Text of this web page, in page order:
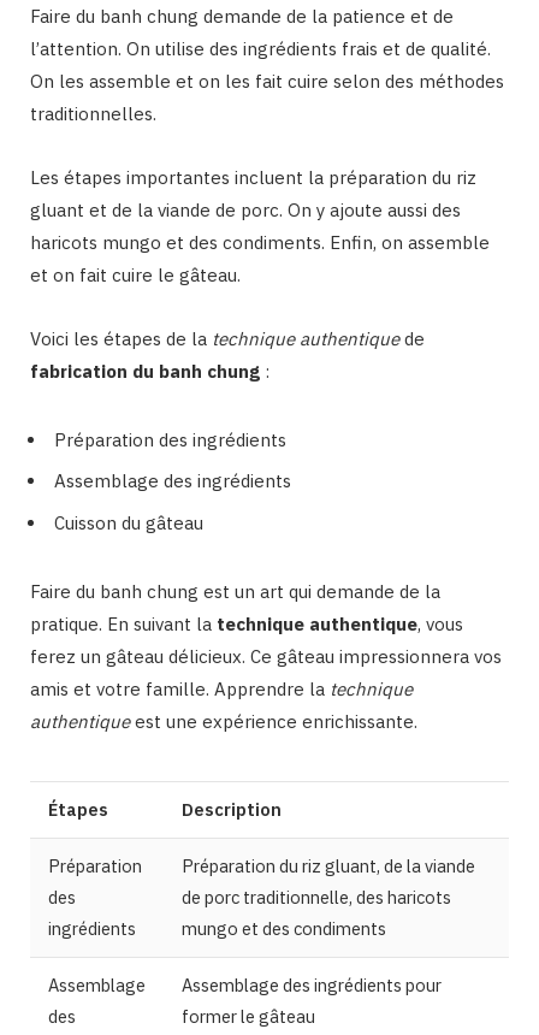
Faire du banh chung demande de la patience et de
l’attention. On utilise des ingrédients frais et de qualité.
On les assemble et on les fait cuire selon des méthodes
traditionnelles.
Les étapes importantes incluent la préparation du riz
gluant et de la viande de porc. On y ajoute aussi des
haricots mungo et des condiments. Enfin, on assemble
et on fait cuire le gâteau.
Voici les étapes de la technique authentiquede
fabrication du banh chung :
Préparation des ingrédients
Assemblage des ingrédients
Cuisson du gâteau
Faire du banh chung est un art qui demande de la
pratique. En suivant la technique authentique, vous
ferez un gâteau délicieux. Ce gâteau impressionnera vos
amis et votre famille. Apprendre la technique
authentiqueest une expérience enrichissante.
Étapes Description
Préparation
des
ingrédients
Préparation du riz gluant, de la viande
de porc traditionnelle, des haricots
mungo et des condiments
Assemblage
des
Assemblage des ingrédients pour
former le gâteau